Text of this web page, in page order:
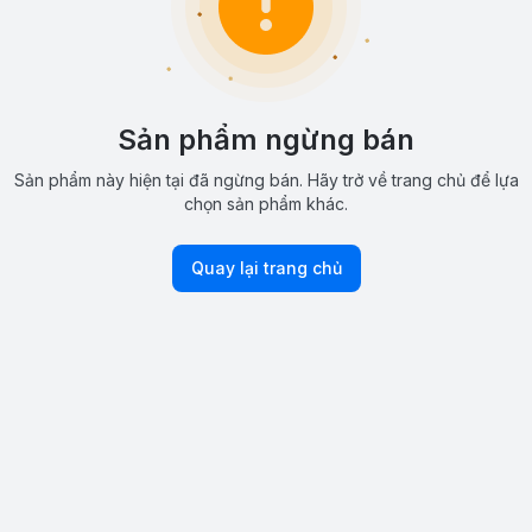
Sản phẩm ngừng bán
Sản phẩm này hiện tại đã ngừng bán. Hãy trở về trang chủ để lựa
chọn sản phẩm khác.
Quay lại trang chủ